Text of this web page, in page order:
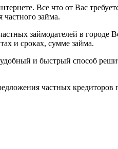
Все что от Вас
займа.
займодателей в городе
и сроках, сумме займа.
и быстрый способ
частных